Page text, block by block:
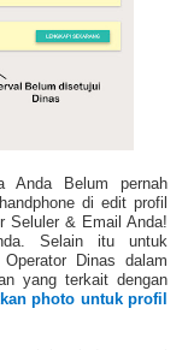
Anda Belum pernah
di edit profil
Seluler & Email Anda!
Selain itu untuk
Dinas dalam
yang terkait dengan
photo untuk profil